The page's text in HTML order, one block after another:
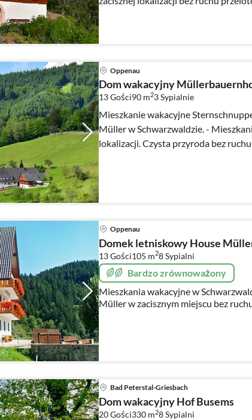
idyllicznej, spokojnej, panoramicznej
mieszkania wakacyjne dla 2-7 osób
Oppenau
Dom wakacyjny
13 Gości90 m23Sypialnie
Mieszkanie wakacyjne
Müller w Schwarzwaldzie. -
lokalizacji. Czysta przyroda bez
Oppenau
Domek letniskowy House
13 Gości105 m28Sypialni
Bardzo zrównoważony
Mieszkania wakacyjne w
Müller w zacisznym miejscu bez
natura. 3 sypialnie dla 2 - 6 osób
12.07. do 16.07.22 wolne
Bad Peterstal-Griesbach
Dom wakacyjny Hof Busems
20 Gości330 m28Sypialni